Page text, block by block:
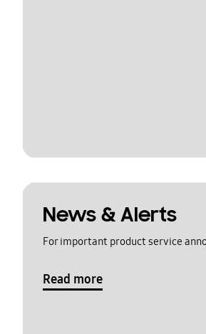
News & Alerts
For important product service
Read more